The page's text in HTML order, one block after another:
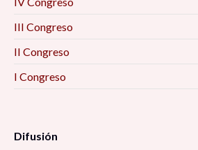
III Congreso
II Congreso
I Congreso
Difusión